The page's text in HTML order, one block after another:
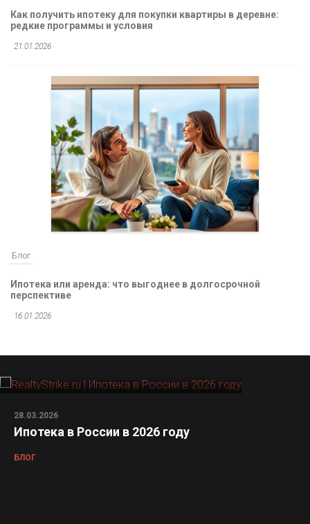
Как получить ипотеку для покупки квартиры в деревне:
редкие программы и условия
21.01.2026
Блог
Ипотека или аренда: что выгоднее в долгосрочной
перспективе
16.01.2026
28.03.2026
Ипотека в России в 2026 году
БЛОГ